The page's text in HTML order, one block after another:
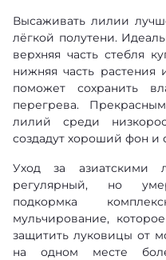
Высаживать лилии
лёгкой полутени.
верхняя часть стебля
нижняя часть растения
поможет сохранить
перегрева.
лилий среди
создадут хороший фон и
Уход за азиатскими
регулярный, но
подкормка
мульчирование,
защитить луковицы от
на одном месте